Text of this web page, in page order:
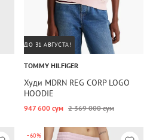
ДО 31 АВГУСТА!
TOMMY HILFIGER
Худи MDRN REG CORP LOGO
HOODIE
947 600 сум 2 369 000 сум
-60%